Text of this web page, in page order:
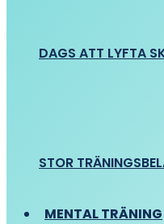
DAGS ATT LYFTA
STOR
MENTAL TRÄNING